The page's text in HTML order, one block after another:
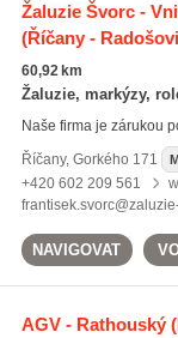
Žaluzie Švorc -
(Říčany -
60,92 km
Žaluzie, markýzy,
Naše firma je zárukou
Říčany, Gorkého 171
+420 602 209 561
NAVIGOVAT
AGV - Rathouský